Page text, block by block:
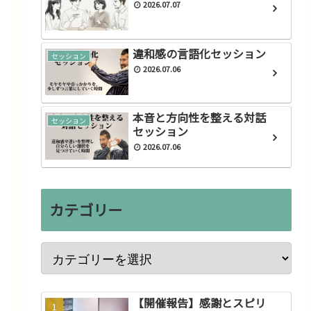
2026.07.07
セッション 違和感の言語化セッション
2026.07.06
セッション
本音と方向性を整える対話
セッション
2026.07.06
カテゴリー
【開催報告】感謝とスピリ